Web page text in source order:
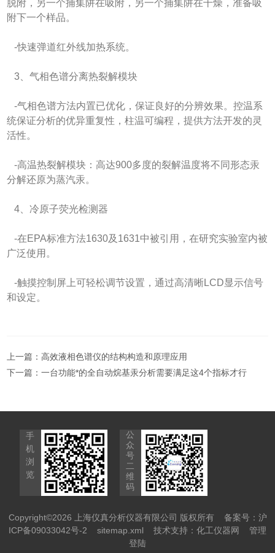
脱附，另一个捕集阱在吸附，另一个捕集阱在干燥，准备吸
附下一个样品。
-快速弹道红外线加热系统。
3、气相色谱分离热裂解模块
-气相色谱方法内置已优化，保证良好的分辨效果。控温系
统保证分析的优异重复性，柱温可编程，提供方法开发的灵
活性。
-高温热裂解模块：高达900多度的裂解温度将不同形态汞
分解还原为蒸汽汞。
4、冷原子荧光检测器
-在EPA标准方法1630及1631中被引用，在研究实验室内被
广泛使用。
-触摸控制屏上可轻松调节设置，通过高清晰LCD显示信号
和设定。
上一篇：高效液相色谱仪的结构构造和原理应用
下一篇：一台功能*的全自动烷基汞分析需要满足这4个指标才行
手
机
浏
览
公
众
号
二
维
码
Copyright©2026 上海仪真分析仪器有限公司 版权所有 备案号：沪
ICP备09033042号-2
sitemap.xml 技术支持： 化工仪器网
管理
登陆